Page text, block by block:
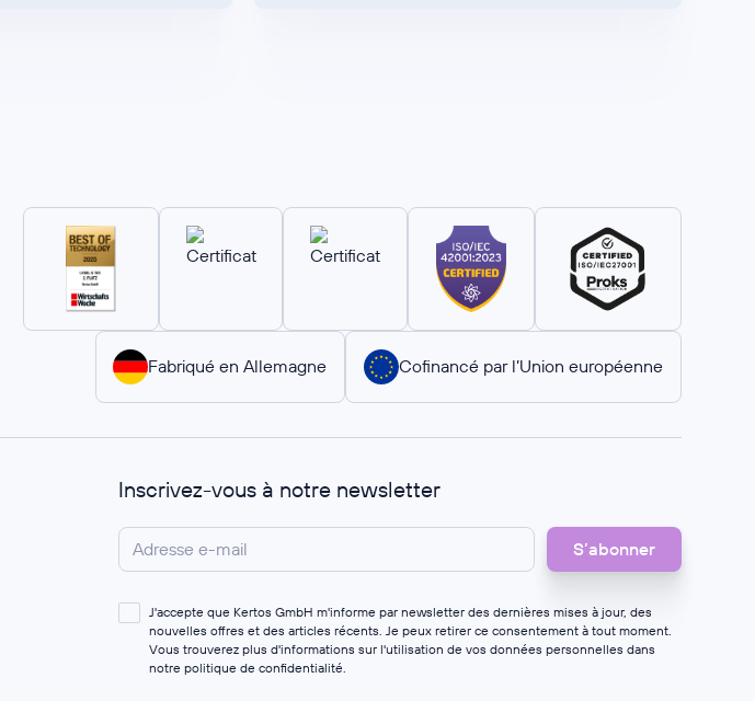
Fabriqué en Allemagne Cofinancé par l’Union européenne
Inscrivez-vous à notre newsletter
J'accepte que Kertos GmbH m'informe par newsletter des dernières mises à jour, des
nouvelles offres et des articles récents. Je peux retirer ce consentement à tout moment.
Vous trouverez plus d'informations sur l'utilisation de vos données personnelles dans
notre politique de confidentialité